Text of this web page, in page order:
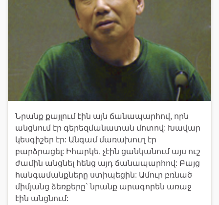
Նրանք քայլում էին այն ճանապարհով, որն
անցնում էր գերեզմանատան մոտով: Խավար
կեսգիշեր էր: Անգամ մառախուղ էր
բարձրացել: Իհարկե, չէին ցանկանում այս ուշ
ժամին անցնել հենց այդ ճանապարհով: Բայց
հանգամանքները ստիպեցին: Ամուր բռնած
միմյանց ձեռքերը` նրանք արագորեն առաջ
էին անցնում: